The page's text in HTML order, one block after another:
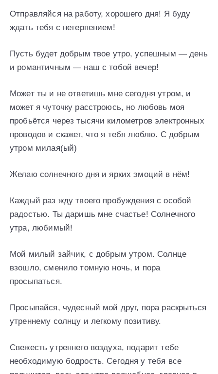
Отправляйся на работу, хорошего дня! Я буду
ждать тебя с нетерпением!
Пусть будет добрым твое утро, успешным — день
и романтичным — наш с тобой вечер!
Может ты и не ответишь мне сегодня утром, и
может я чуточку расстроюсь, но любовь моя
пробьётся через тысячи километров электронных
проводов и скажет, что я тебя люблю. С добрым
утром милая(ый)
Желаю солнечного дня и ярких эмоций в нём!
Каждый раз жду твоего пробуждения с особой
радостью. Ты даришь мне счастье! Солнечного
утра, любимый!
Мой милый зайчик, с добрым утром. Солнце
взошло, сменило томную ночь, и пора
просыпаться.
Просыпайся, чудесный мой друг, пора раскрыться
утреннему солнцу и легкому позитиву.
Свежесть утреннего воздуха, подарит тебе
необходимую бодрость. Сегодня у тебя все